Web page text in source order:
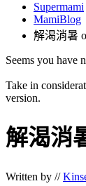
Supermami
MamiBlog
解渴消暑
Seems you have
Take in
version.
解渴消
Written by //